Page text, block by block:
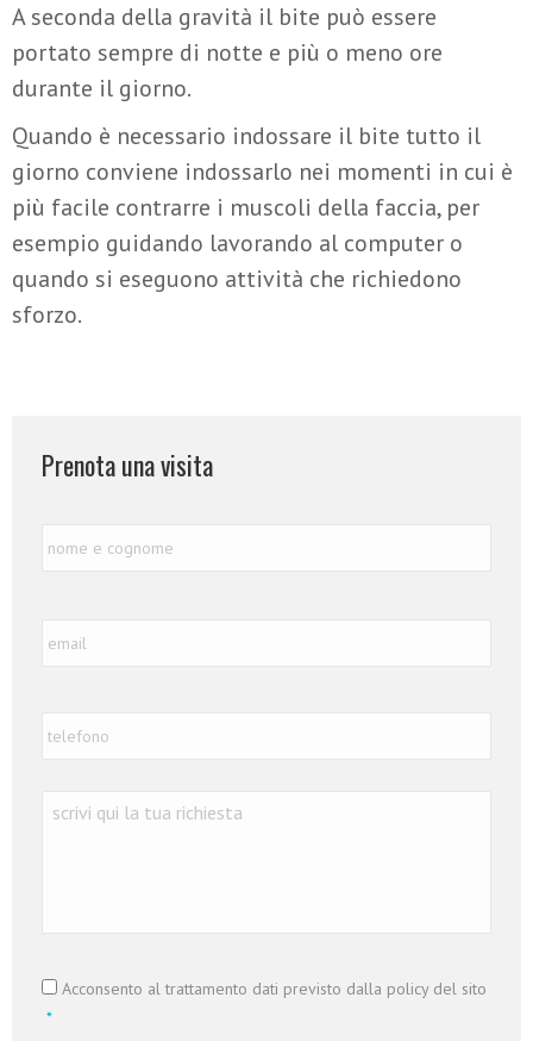
A seconda della gravità il bite può essere
portato sempre di notte e più o meno ore
durante il giorno.
Quando è necessario indossare il bite tutto il
giorno conviene indossarlo nei momenti in cui è
più facile contrarre i muscoli della faccia, per
esempio guidando lavorando al computer o
quando si eseguono attività che richiedono
sforzo.
Prenota una visita
e
Richiesta
Consenso
Acconsento al trattamento dati previsto dalla policy del sito
*